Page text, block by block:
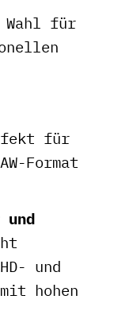
für
für
Format
und
und
hohen